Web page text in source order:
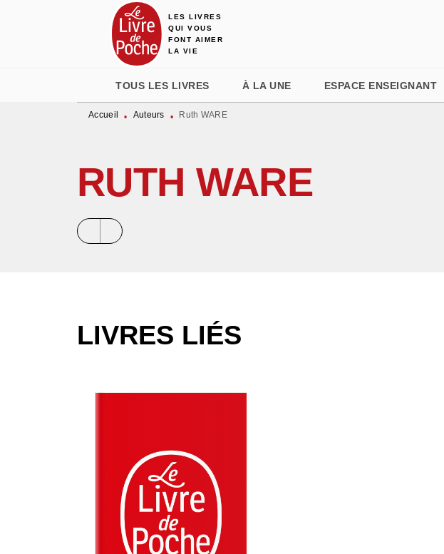
MENU RECHERCHE
LES LIVRES
QUI VOUS
FONT AIMER
LA VIE
TOUS LES LIVRES À LA UNE ESPACE ENSEIGNANT
Accueil • Auteurs • Ruth WARE
RUTH WARE
LIVRES LIÉS